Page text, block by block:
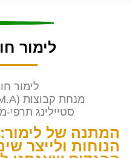
לימור
לימור
מנחת קבוצות (M.A ) וסטיילינג תרפי
סטיילינג
המתנה של
הנוחות ולייצר